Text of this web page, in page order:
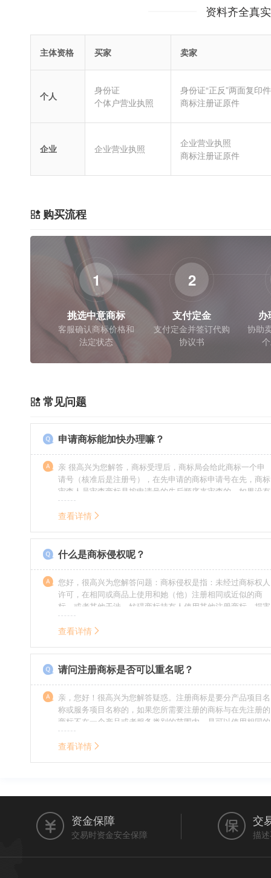
资料齐全真
主体资格 买家 卖家
个人
身份证
个体户营业执照
身份证“正反”两面复印件
商标注册证原件
企业 企业营业执照
企业营业执照
商标注册证原件
购买流程
1
挑选中意商标
客服确认商标价格和
法定状态
2
支付定金
支付定金并签订代购
协议书
办
协助
常见问题
申请商标能加快办理嘛？
亲 很高兴为您解答，商标受理后，商标局会给此商标一个申
请号（核准后是注册号），在先申请的商标申请号在先，商标
审查人员审查商标是按申请号的先后顺序来审查的，如果没有
特殊情况（受理案件需要，被异议等），不会延迟也不会提
前。
查看详情
什么是商标侵权呢？
您好，很高兴为您解答问题：商标侵权是指：未经过商标权人
许可，在相同或商品上使用和她（他）注册相同或近似的商
标，或者其他干涉、妨碍商标持有人使用其他注册商标，损害
商标持有人合法权益的其他行为。侵权的人通常需要承担侵权
的责任，明知侵权的行为的人要承担赔偿的责任。情节严重
查看详情
请问注册商标是否可以重名呢？
亲，您好！很高兴为您解答疑惑。注册商标是要分产品项目名
称或服务项目名称的，如果您所需要注册的商标与在先注册的
商标不在一个产品或者服务类别的范围内，是可以使用相同的
名称的。希望我的回答能帮到您。
查看详情
资金保障
交易时资金安全保障
交
描